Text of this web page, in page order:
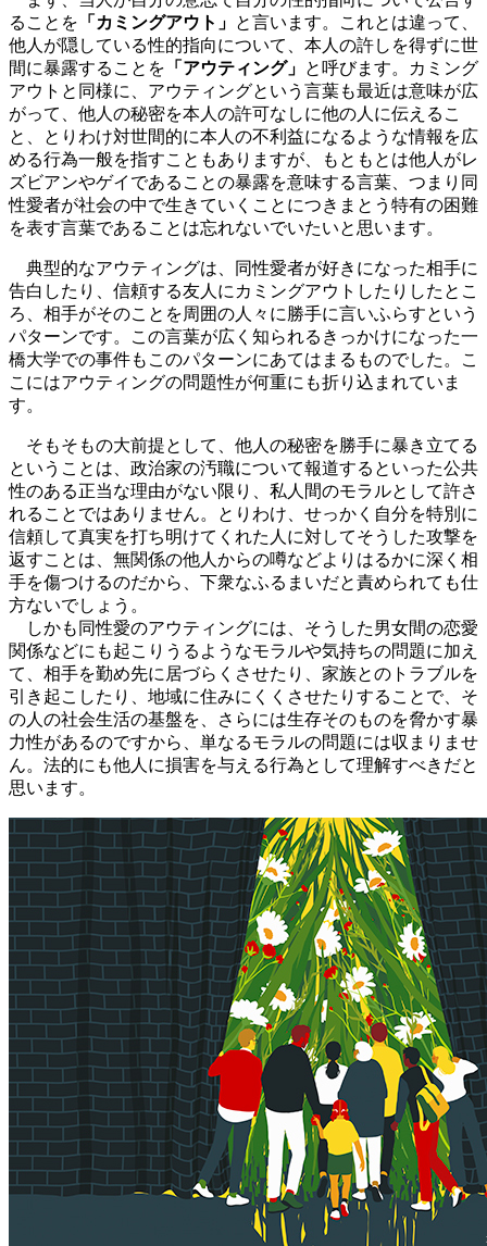
ることを 「カミングアウト」 と言います。これとは違って、
他人が隠している性的指向について、本人の許しを得ずに世
間に暴露することを 「アウティング」 と呼びます。カミング
アウトと同様に、アウティングという言葉も最近は意味が広
がって、他人の秘密を本人の許可なしに他の人に伝えるこ
と、とりわけ対世間的に本人の不利益になるような情報を広
める行為一般を指すこともありますが、もともとは他人がレ
ズビアンやゲイであることの暴露を意味する言葉、つまり同
性愛者が社会の中で生きていくことにつきまとう特有の困難
を表す言葉であることは忘れないでいたいと思います。
典型的なアウティングは、同性愛者が好きになった相手に
告白したり、信頼する友人にカミングアウトしたりしたとこ
ろ、相手がそのことを周囲の人々に勝手に言いふらすという
パターンです。この言葉が広く知られるきっかけになった一
橋大学での事件もこのパターンにあてはまるものでした。こ
こにはアウティングの問題性が何重にも折り込まれていま
す。
そもそもの大前提として、他人の秘密を勝手に暴き立てる
ということは、政治家の汚職について報道するといった公共
性のある正当な理由がない限り、私人間のモラルとして許さ
れることではありません。とりわけ、せっかく自分を特別に
信頼して真実を打ち明けてくれた人に対してそうした攻撃を
返すことは、無関係の他人からの噂などよりはるかに深く相
手を傷つけるのだから、下衆なふるまいだと責められても仕
方ないでしょう。
しかも同性愛のアウティングには、そうした男女間の恋愛
関係などにも起こりうるようなモラルや気持ちの問題に加え
て、相手を勤め先に居づらくさせたり、家族とのトラブルを
引き起こしたり、地域に住みにくくさせたりすることで、そ
の人の社会生活の基盤を、さらには生存そのものを脅かす暴
力性があるのですから、単なるモラルの問題には収まりませ
ん。法的にも他人に損害を与える行為として理解すべきだと
思います。